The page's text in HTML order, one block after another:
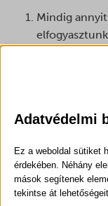
Mindig
választva
takarítási
Ebben a
Adatvédelmi
Ez a weboldal sütiket
érdekében. Néhány
mások segítenek
tekintse át